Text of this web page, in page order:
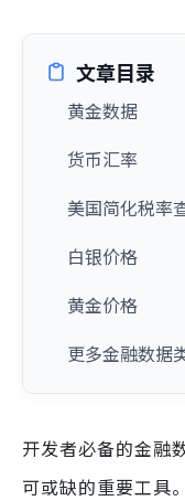
文章目录
黄金数据
货币汇率
美国简化税率
白银价格
黄金价格
更多金融数据
开发者必备的金融
可或缺的重要工具